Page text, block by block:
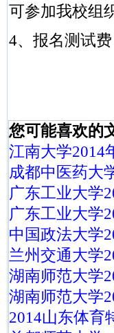
可参加我校组
4、报名测试费
您可能喜欢的
江南大学2014
成都中医药大
广东工业大学
广东工业大学
中国政法大学
兰州交通大学
湖南师范大学
湖南师范大学
2014山东体育